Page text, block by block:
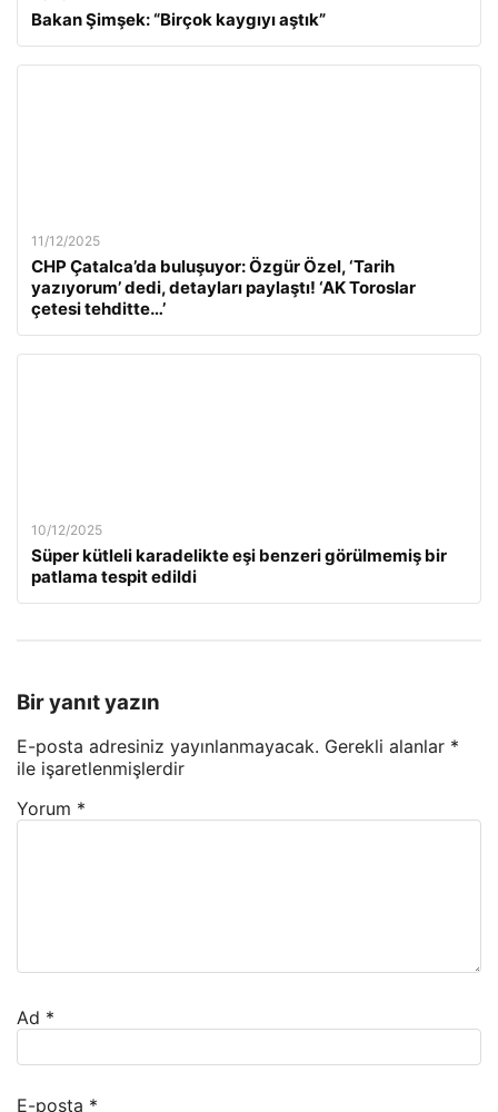
Bakan Şimşek: “Birçok kaygıyı aştık”
11/12/2025
CHP Çatalca’da buluşuyor: Özgür Özel, ‘Tarih
yazıyorum’ dedi, detayları paylaştı! ‘AK Toroslar
çetesi tehditte…’
10/12/2025
Süper kütleli karadelikte eşi benzeri görülmemiş bir
patlama tespit edildi
Bir yanıt yazın
E-posta adresiniz yayınlanmayacak. Gerekli alanlar *
ile işaretlenmişlerdir
Yorum *
Ad *
E-posta *